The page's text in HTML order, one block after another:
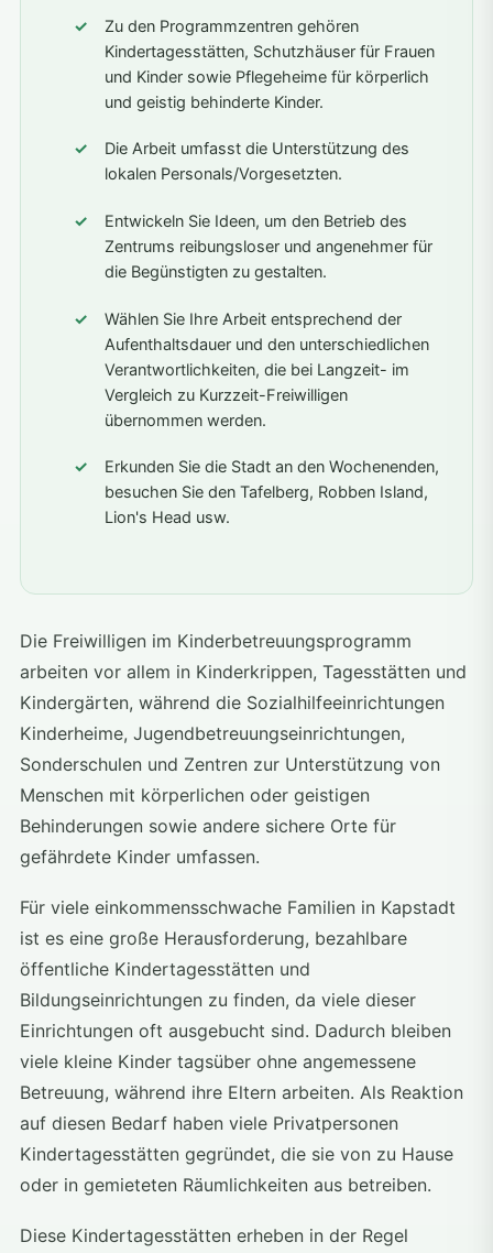
Zu den Programmzentren gehören
Kindertagesstätten, Schutzhäuser für Frauen
und Kinder sowie Pflegeheime für körperlich
und geistig behinderte Kinder.
Die Arbeit umfasst die Unterstützung des
lokalen Personals/Vorgesetzten.
Entwickeln Sie Ideen, um den Betrieb des
Zentrums reibungsloser und angenehmer für
die Begünstigten zu gestalten.
Wählen Sie Ihre Arbeit entsprechend der
Aufenthaltsdauer und den unterschiedlichen
Verantwortlichkeiten, die bei Langzeit- im
Vergleich zu Kurzzeit-Freiwilligen
übernommen werden.
Erkunden Sie die Stadt an den Wochenenden,
besuchen Sie den Tafelberg, Robben Island,
Lion's Head usw.
Die Freiwilligen im Kinderbetreuungsprogramm
arbeiten vor allem in Kinderkrippen, Tagesstätten und
Kindergärten, während die Sozialhilfeeinrichtungen
Kinderheime, Jugendbetreuungseinrichtungen,
Sonderschulen und Zentren zur Unterstützung von
Menschen mit körperlichen oder geistigen
Behinderungen sowie andere sichere Orte für
gefährdete Kinder umfassen.
Für viele einkommensschwache Familien in Kapstadt
ist es eine große Herausforderung, bezahlbare
öffentliche Kindertagesstätten und
Bildungseinrichtungen zu finden, da viele dieser
Einrichtungen oft ausgebucht sind. Dadurch bleiben
viele kleine Kinder tagsüber ohne angemessene
Betreuung, während ihre Eltern arbeiten. Als Reaktion
auf diesen Bedarf haben viele Privatpersonen
Kindertagesstätten gegründet, die sie von zu Hause
oder in gemieteten Räumlichkeiten aus betreiben.
Diese Kindertagesstätten erheben in der Regel